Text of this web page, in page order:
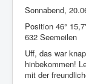
Sonnabend,
Position 46°
632 Seemeilen
Uff, das war
hinbekommen!
mit der